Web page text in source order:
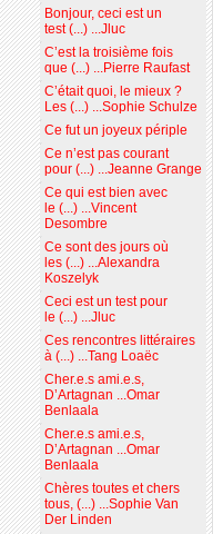
Bonjour, ceci est un
test (...) ...Jluc
C’est la troisième fois
que (...) ...Pierre Raufast
C’était quoi, le mieux ?
Les (...) ...Sophie Schulze
Ce fut un joyeux périple
Ce n’est pas courant
pour (...) ...Jeanne Grange
Ce qui est bien avec
le (...) ...Vincent
Desombre
Ce sont des jours où
les (...) ...Alexandra
Koszelyk
Ceci est un test pour
le (...) ...Jluc
Ces rencontres littéraires
à (...) ...Tang Loaëc
Cher.e.s ami.e.s,
D’Artagnan ...Omar
Benlaala
Cher.e.s ami.e.s,
D’Artagnan ...Omar
Benlaala
Chères toutes et chers
tous, (...) ...Sophie Van
Der Linden